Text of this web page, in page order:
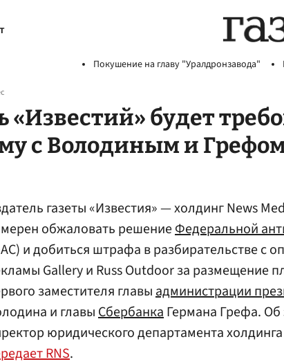
Покушение на главу "Уралдронзавода"
«Известий» будет
с Володиным и
газеты «Известия» — холдинг News
обжаловать решениеФедеральной
и добиться штрафа в разбирательстве с
Gallery и Russ Outdoor за размещение
заместителя главыадминистрации
и главыСбербанкаГермана Грефа. Об
юридического департамента
RNS.